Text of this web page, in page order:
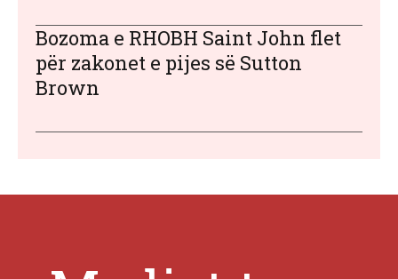
Bozoma e RHOBH Saint John flet
për zakonet e pijes së Sutton
Brown